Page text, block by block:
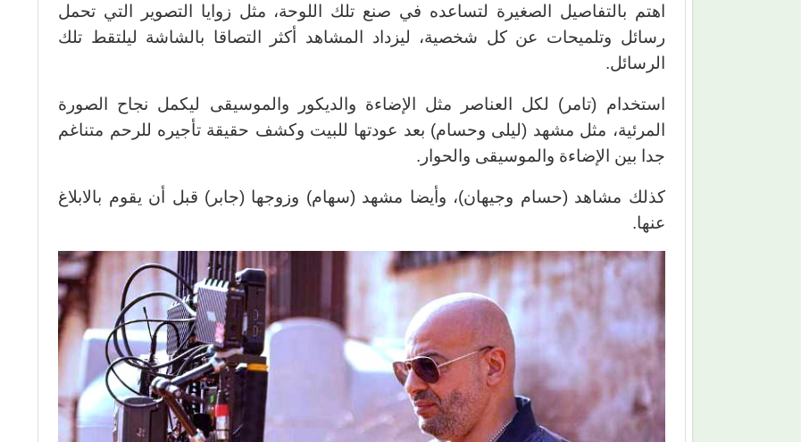
اهتم بالتفاصيل الصغيرة لتساعده في صنع تلك اللوحة، مثل زوايا التصوير التي تحمل
رسائل وتلميحات عن كل شخصية، ليزداد المشاهد أكثر التصاقا بالشاشة ليلتقط تلك
الرسائل.
استخدام (تامر) لكل العناصر مثل الإضاءة والديكور والموسيقى ليكمل نجاح الصورة
المرئية، مثل مشهد (ليلى وحسام) بعد عودتها للبيت وكشف حقيقة تأجيره للرحم متناغم
جدا بين الإضاءة والموسيقى والحوار.
كذلك مشاهد (حسام وجيهان)، وأيضا مشهد (سهام) وزوجها (جابر) قبل أن يقوم بالابلاغ
عنها.